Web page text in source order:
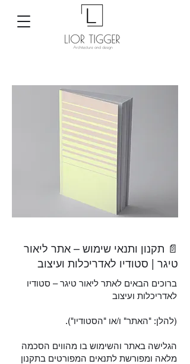
📄 תקנון ותנאי שימוש – אתר ליאור
טיגר | סטודיו לאדריכלות ועיצוב
ברוכים הבאים לאתר ליאור טיגר – סטודיו
לאדריכלות ועיצוב
(להלן: "האתר" ו/או "הסטודיו").
הגלישה באתר והשימוש בו מהווים הסכמה
מלאה ומפורשת לתנאים המפורטים בתקנון